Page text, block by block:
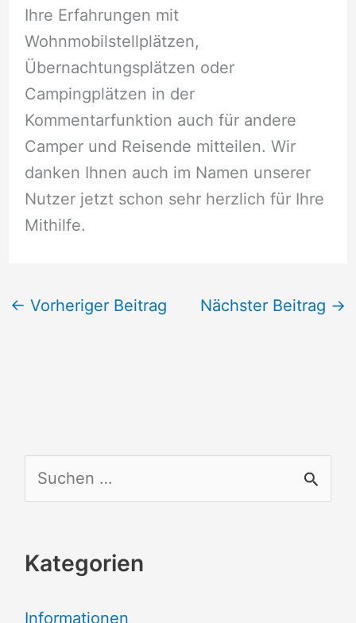
Ihre Erfahrungen mit
Wohnmobilstellplätzen,
Übernachtungsplätzen oder
Campingplätzen in der
Kommentarfunktion auch für andere
Camper und Reisende mitteilen. Wir
danken Ihnen auch im Namen unserer
Nutzer jetzt schon sehr herzlich für Ihre
Mithilfe.
← Vorheriger Beitrag Nächster Beitrag →
u
h
Kategorien
Informationen